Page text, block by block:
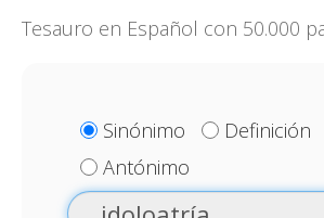
Tesauro en Español con 50.000
Sinónimo
Definición
Antónimo